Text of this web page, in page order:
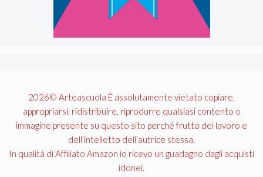
2026© Arteascuola È assolutamente vietato copiare,
appropriarsi, ridistribuire, riprodurre qualsiasi contento o
immagine presente su questo sito perché frutto del lavoro e
dell’intelletto dell’autrice stessa.
In qualità di Affiliato Amazon io ricevo un guadagno dagli acquisti
idonei.